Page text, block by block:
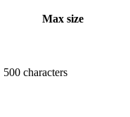
Max size
500 characters